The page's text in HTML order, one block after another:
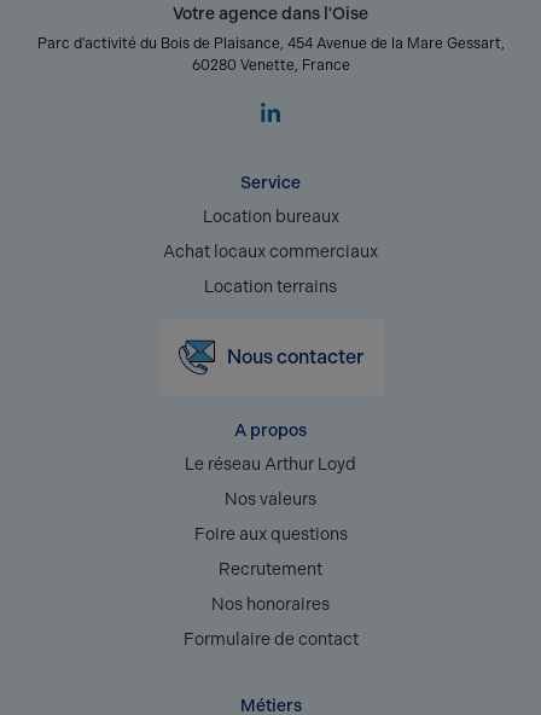
Votre agence dans l'Oise
Parc d’activité du Bois de Plaisance, 454 Avenue de la Mare Gessart,
60280 Venette, France
Service
Location bureaux
Achat locaux commerciaux
Location terrains
Nous contacter
A propos
Le réseau Arthur Loyd
Nos valeurs
Foire aux questions
Recrutement
Nos honoraires
Formulaire de contact
Métiers